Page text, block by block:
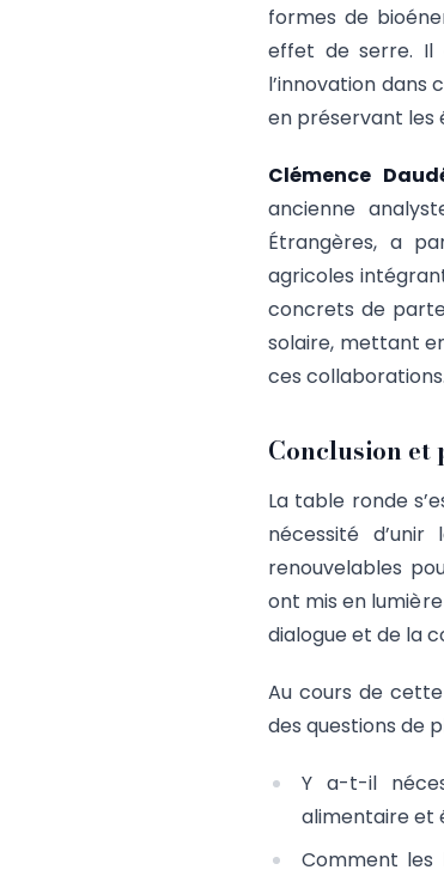
formes de
effet de serre. Il
l’innovation dans
en préservant les
Clémence
ancienne
Étrangères, a
agricoles
concrets de
solaire, mettant
ces collaborations.
Conclusion et
La table ronde
nécessité
renouvelables
ont mis en
dialogue et de la
Au cours de
des questions de
Y a-t-il
alimentaire et
Comment les